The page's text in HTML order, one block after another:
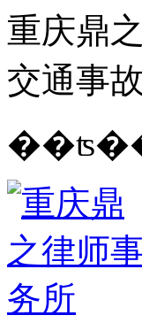
重庆鼎
交通事